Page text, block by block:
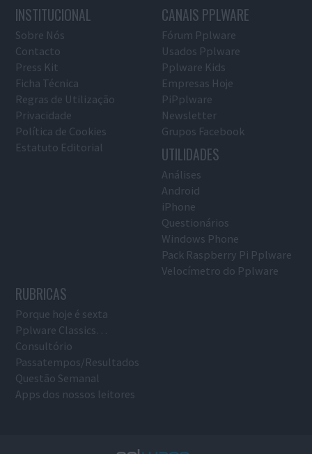
INSTITUCIONAL
Sobre Nós
Contacto
Press Kit
Ficha Técnica
Regras de Utilização
Privacidade
Política de Cookies
Estatuto Editorial
CANAIS PPLWARE
Fórum Pplware
Usados Pplware
Pplware Kids
Empresas Hoje
PiPplware
Newsletter
Grupos Facebook
UTILIDADES
Análises
Android
iPhone
Questionários
Windows Phone
Pack Raspberry Pi Pplware
Velocímetro do Pplware
RUBRICAS
Porque hoje é sexta
Pplware Classics…
Consultório
Passatempos/Resultados
Questão Semanal
Apps dos nossos leitores